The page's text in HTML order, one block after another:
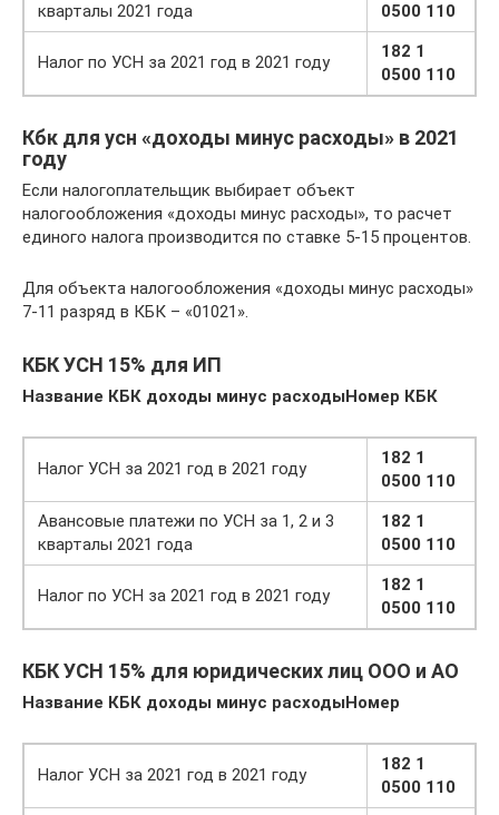
кварталы 2021 года
0500 110
Налог по УСН за 2021 год в 2021 году
182 1
0500 110
Кбк для усн «доходы минус расходы» в 2021
году
Если налогоплательщик выбирает объект
налогообложения «доходы минус расходы», то расчет
единого налога производится по ставке 5-15 процентов.
Для объекта налогообложения «доходы минус расходы»
7-11 разряд в КБК – «01021».
КБК УСН 15% для ИП
Название КБК доходы минус расходыНомер КБК
Налог УСН за 2021 год в 2021 году
182 1
0500 110
Авансовые платежи по УСН за 1, 2 и 3
кварталы 2021 года
182 1
0500 110
Налог по УСН за 2021 год в 2021 году
182 1
0500 110
КБК УСН 15% для юридических лиц ООО и АО
Название КБК доходы минус расходыНомер
Налог УСН за 2021 год в 2021 году
182 1
0500 110